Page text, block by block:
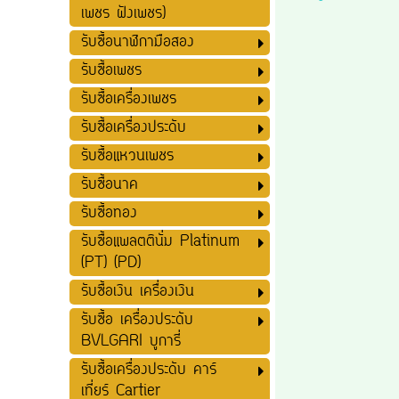
เพชร ฝังเพชร)
รับซื้อนาฬิกามือสอง
รับซื้อเพชร
รับซื้อเครื่องเพชร
รับซื้อเครื่องประดับ
รับซื้อแหวนเพชร
รับซื้อนาค
รับซื้อทอง
รับซื้อแพลตตินั่ม Platinum
(PT) (PD)
รับซื้อเงิน เครื่องเงิน
รับซื้อ เครื่องประดับ
BVLGARI บูการี่
รับซื้อเครื่องประดับ คาร์
เที่ยร์ Cartier